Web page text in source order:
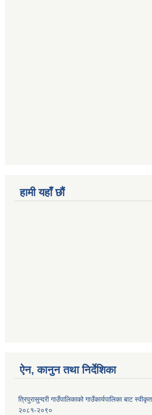
हामी यहाँ छौं
ऐन, कानुन तथा निर्देशिका
त्रिपुरासुन्दरी गाउँपालिकाको गाउँकार्यपालिका बाट
२०८१-२०९०